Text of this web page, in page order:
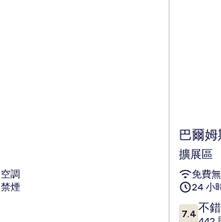
空調
禁煙
巴
爾
姆
斯
盛
特
巴爾
擴展區
免費
24 小
7.4
7.4 不